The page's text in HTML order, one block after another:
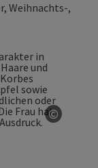
Weihnachts-,
©